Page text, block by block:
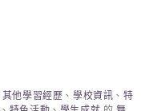
其他學習經歷 、學校資訊 、特